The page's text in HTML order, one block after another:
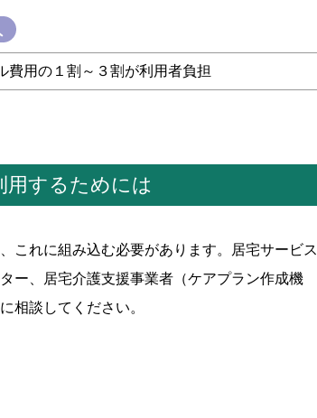
費用の１割～３割が利用者負担
用するためには
これに組み込む必要があります。居宅サービス
ー、居宅介護支援事業者（ケアプラン作成機
相談してください。